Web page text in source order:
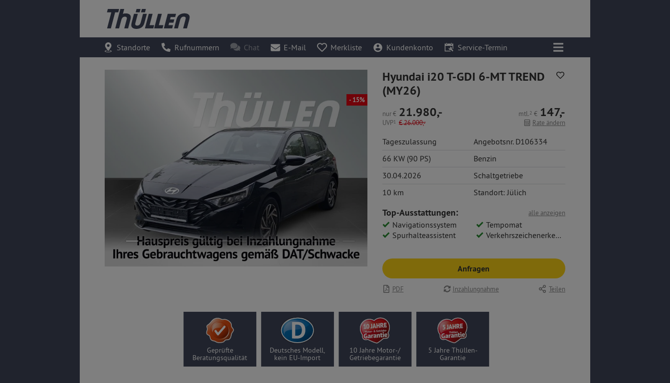
Standorte Rufnummern Chat E-Mail Merkliste Kundenkonto Service-Termin
- 15%
Hyundai i20 T-GDI 6-MT TREND
(MY26)
nur € 21.980,-
UVP1 €26.000,-
mtl.2 € 147,-
Rate ändern
Tageszulassung
Angebotsnr. D106334
66 KW (90 PS)
Benzin
30.04.2026
Schaltgetriebe
10 km
Standort: Jülich
alle anzeigen
Top-Ausstattungen:
Navigationssystem
Tempomat
Spurhalteassistent
Verkehrszeichenerkennung
Anfragen
PDF Inzahlungnahme Teilen
Geprüfte
Beratungsqualität
Deutsches Modell,
kein EU-Import
10 Jahre Motor-/
Getriebegarantie
5 Jahre Thüllen-
Garantie